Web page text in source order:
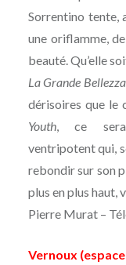
Sorrentino tente,
une oriflamme,
beauté. Qu’elle
La Grande Bellezza
dérisoires que le
Youth, ce
ventripotent qui,
rebondir sur son
plus en plus haut,
Pierre Murat –
Vernoux